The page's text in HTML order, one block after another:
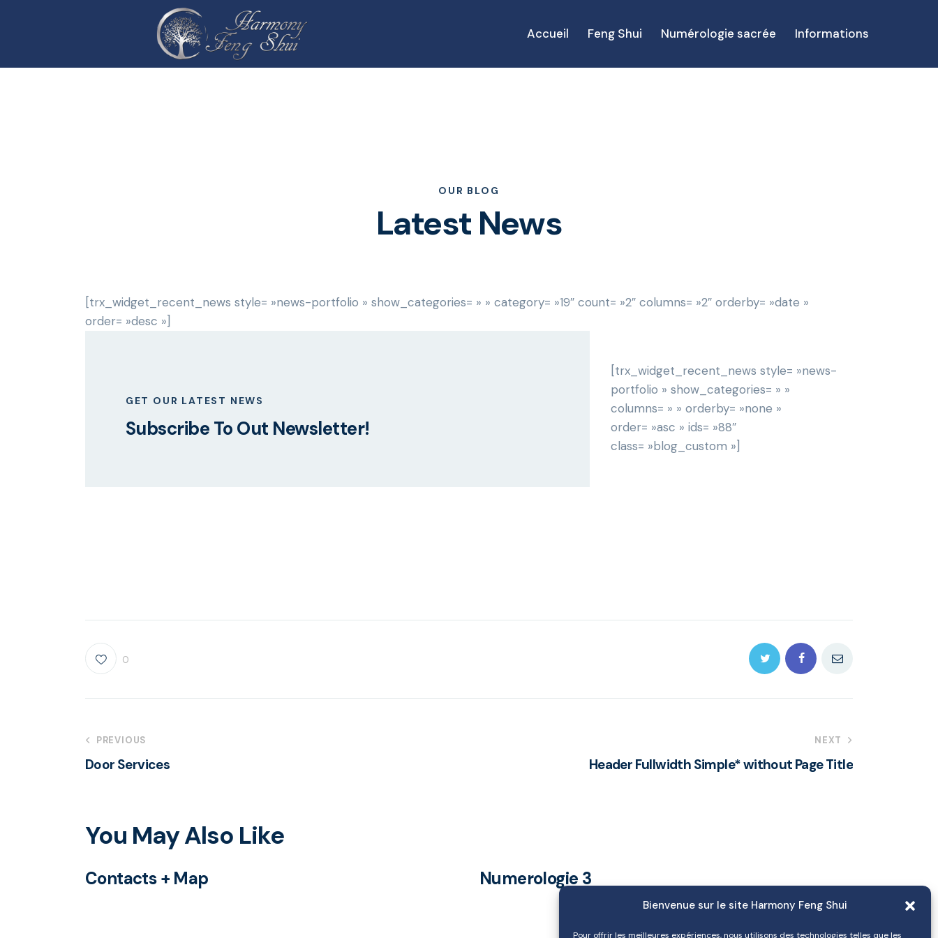
Bienvenue sur le site Harmony Feng Shui
Pour offrir les meilleures expériences, nous utilisons des technologies telles que les
Accueil Feng Shui Numérologie sacrée Informations
OUR BLOG
Latest News
[trx_widget_recent_news style= »news-portfolio » show_categories= » » category= »19″ count= »2″ columns= »2″ orderby= »date »
order= »desc »]
GET OUR LATEST NEWS
Subscribe To Out Newsletter!
[trx_widget_recent_news style= »news-
portfolio » show_categories= » »
columns= » » orderby= »none »
order= »asc » ids= »88″
class= »blog_custom »]
0
Navigation
de
l’article
PREVIOUS
Door Services
NEXT
Header Fullwidth Simple* without Page Title
You May Also Like
Contacts + Map Numerologie 3